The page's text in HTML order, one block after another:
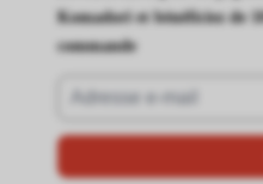
Komadori et bénéficiez de
commande